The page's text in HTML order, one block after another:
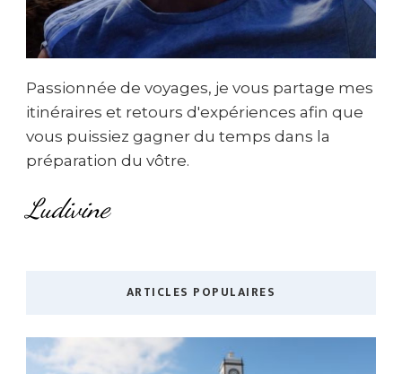
Passionnée de voyages, je vous partage mes
itinéraires et retours d'expériences afin que
vous puissiez gagner du temps dans la
préparation du vôtre.
Ludivine
ARTICLES POPULAIRES